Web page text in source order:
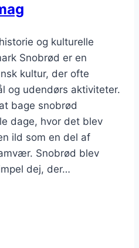
og kulturelle
Snobrød er en
kultur, der ofte
og udendørs aktiviteter.
bage snobrød
dage, hvor det blev
ild som en del af
Snobrød blev
dej, der…